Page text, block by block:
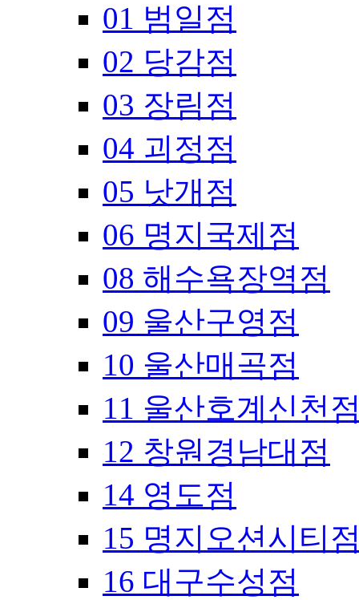
01 범일점
02 당감점
03 장림점
04 괴정점
05 낫개점
06 명지국제점
08 해수욕장역점
09 울산구영점
10 울산매곡점
11 울산호계신천
12 창원경남대점
14 영도점
15 명지오션시티
16 대구수성점